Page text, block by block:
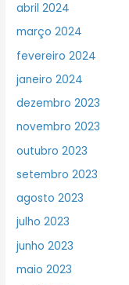
abril 2024
março 2024
fevereiro 2024
janeiro 2024
dezembro 2023
novembro 2023
outubro 2023
setembro 2023
agosto 2023
julho 2023
junho 2023
maio 2023